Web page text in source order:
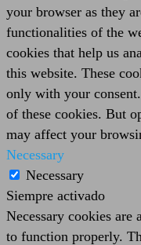
your browser as they
functionalities of the
cookies that help us
this website. These
only with your
of these cookies. But
may affect your
Necessary
Necessary
Siempre activado
Necessary cookies are
to function properly.